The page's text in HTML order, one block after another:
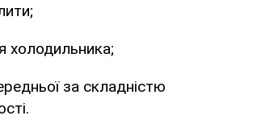
холодильника;
за складністю